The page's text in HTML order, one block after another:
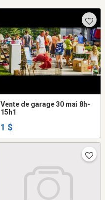
Vente de garage 30 mai 8h-
15h1
1 $